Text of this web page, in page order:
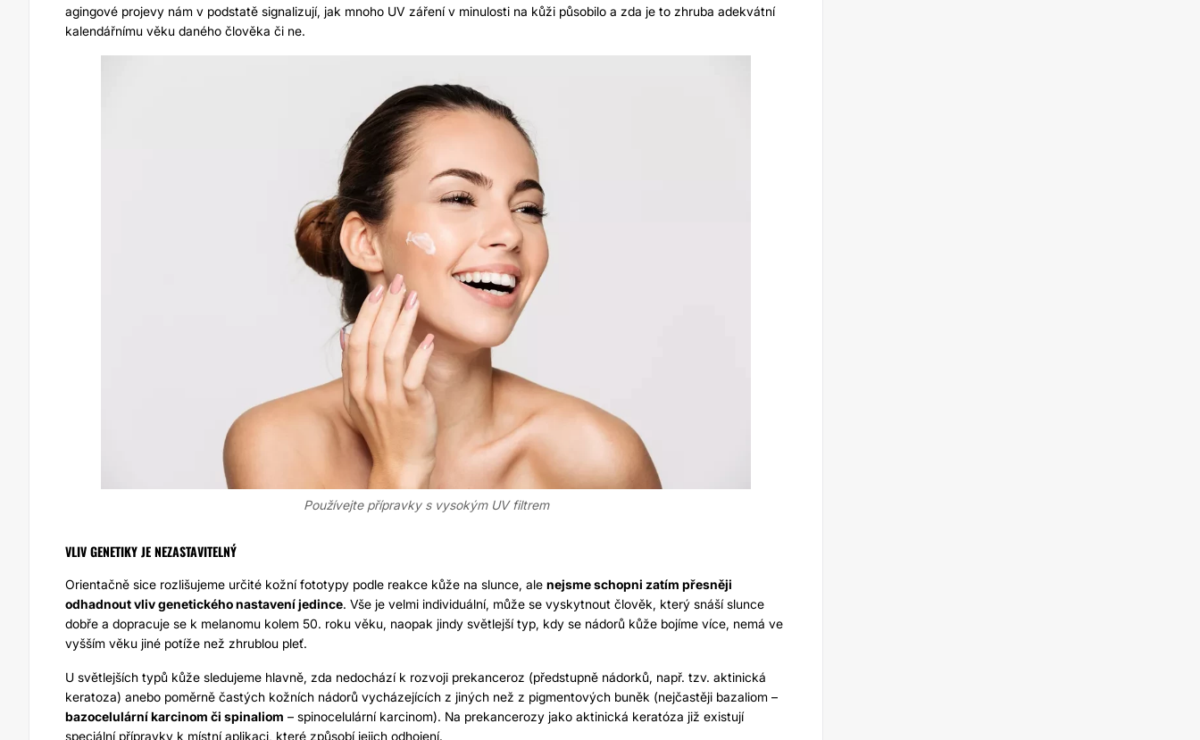
agingové projevy nám v podstatě signalizují, jak mnoho UV záření v minulosti na kůži působilo a zda je to zhruba adekvátní
kalendářnímu věku daného člověka či ne.
Používejte přípravky s vysokým UV filtrem
VLIV GENETIKY JE NEZASTAVITELNÝ
Orientačně sice rozlišujeme určité kožní fototypy podle reakce kůže na slunce, ale nejsme schopni zatím přesněji
odhadnout vliv genetického nastavení jedince. Vše je velmi individuální, může se vyskytnout člověk, který snáší slunce
dobře a dopracuje se k melanomu kolem 50. roku věku, naopak jindy světlejší typ, kdy se nádorů kůže bojíme více, nemá ve
vyšším věku jiné potíže než zhrublou pleť.
U světlejších typů kůže sledujeme hlavně, zda nedochází k rozvoji prekanceroz (předstupně nádorků, např. tzv. aktinická
keratoza) anebo poměrně častých kožních nádorů vycházejících z jiných než z pigmentových buněk (nejčastěji bazaliom –
bazocelulární karcinom či spinaliom – spinocelulární karcinom). Na prekancerozy jako aktinická keratóza již existují
speciální přípravky k místní aplikaci, které způsobí jejich odhojení.